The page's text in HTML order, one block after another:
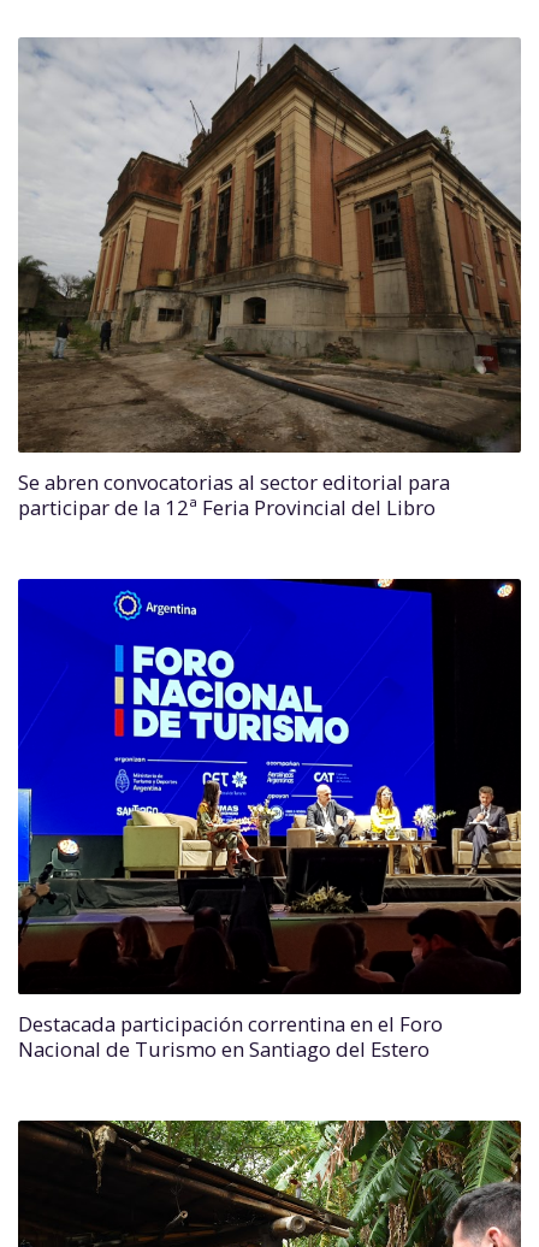
Se abren convocatorias al sector editorial para
participar de la 12ª Feria Provincial del Libro
Destacada participación correntina en el Foro
Nacional de Turismo en Santiago del Estero